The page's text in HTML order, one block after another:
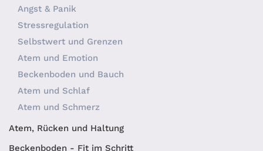
Angst & Panik
Stressregulation
Selbstwert und Grenzen
Atem und Emotion
Beckenboden und Bauch
Atem und Schlaf
Atem und Schmerz
Atem, Rücken und Haltung
Beckenboden - Fit im Schritt